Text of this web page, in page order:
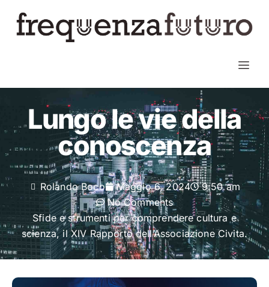
Lungo le vie della
conoscenza
Rolando Boco Maggio 6, 2024
9:50 am
No Comments
Sfide e strumenti per comprendere cultura e
scienza, il XIV Rapporto dell’Associazione Civita.